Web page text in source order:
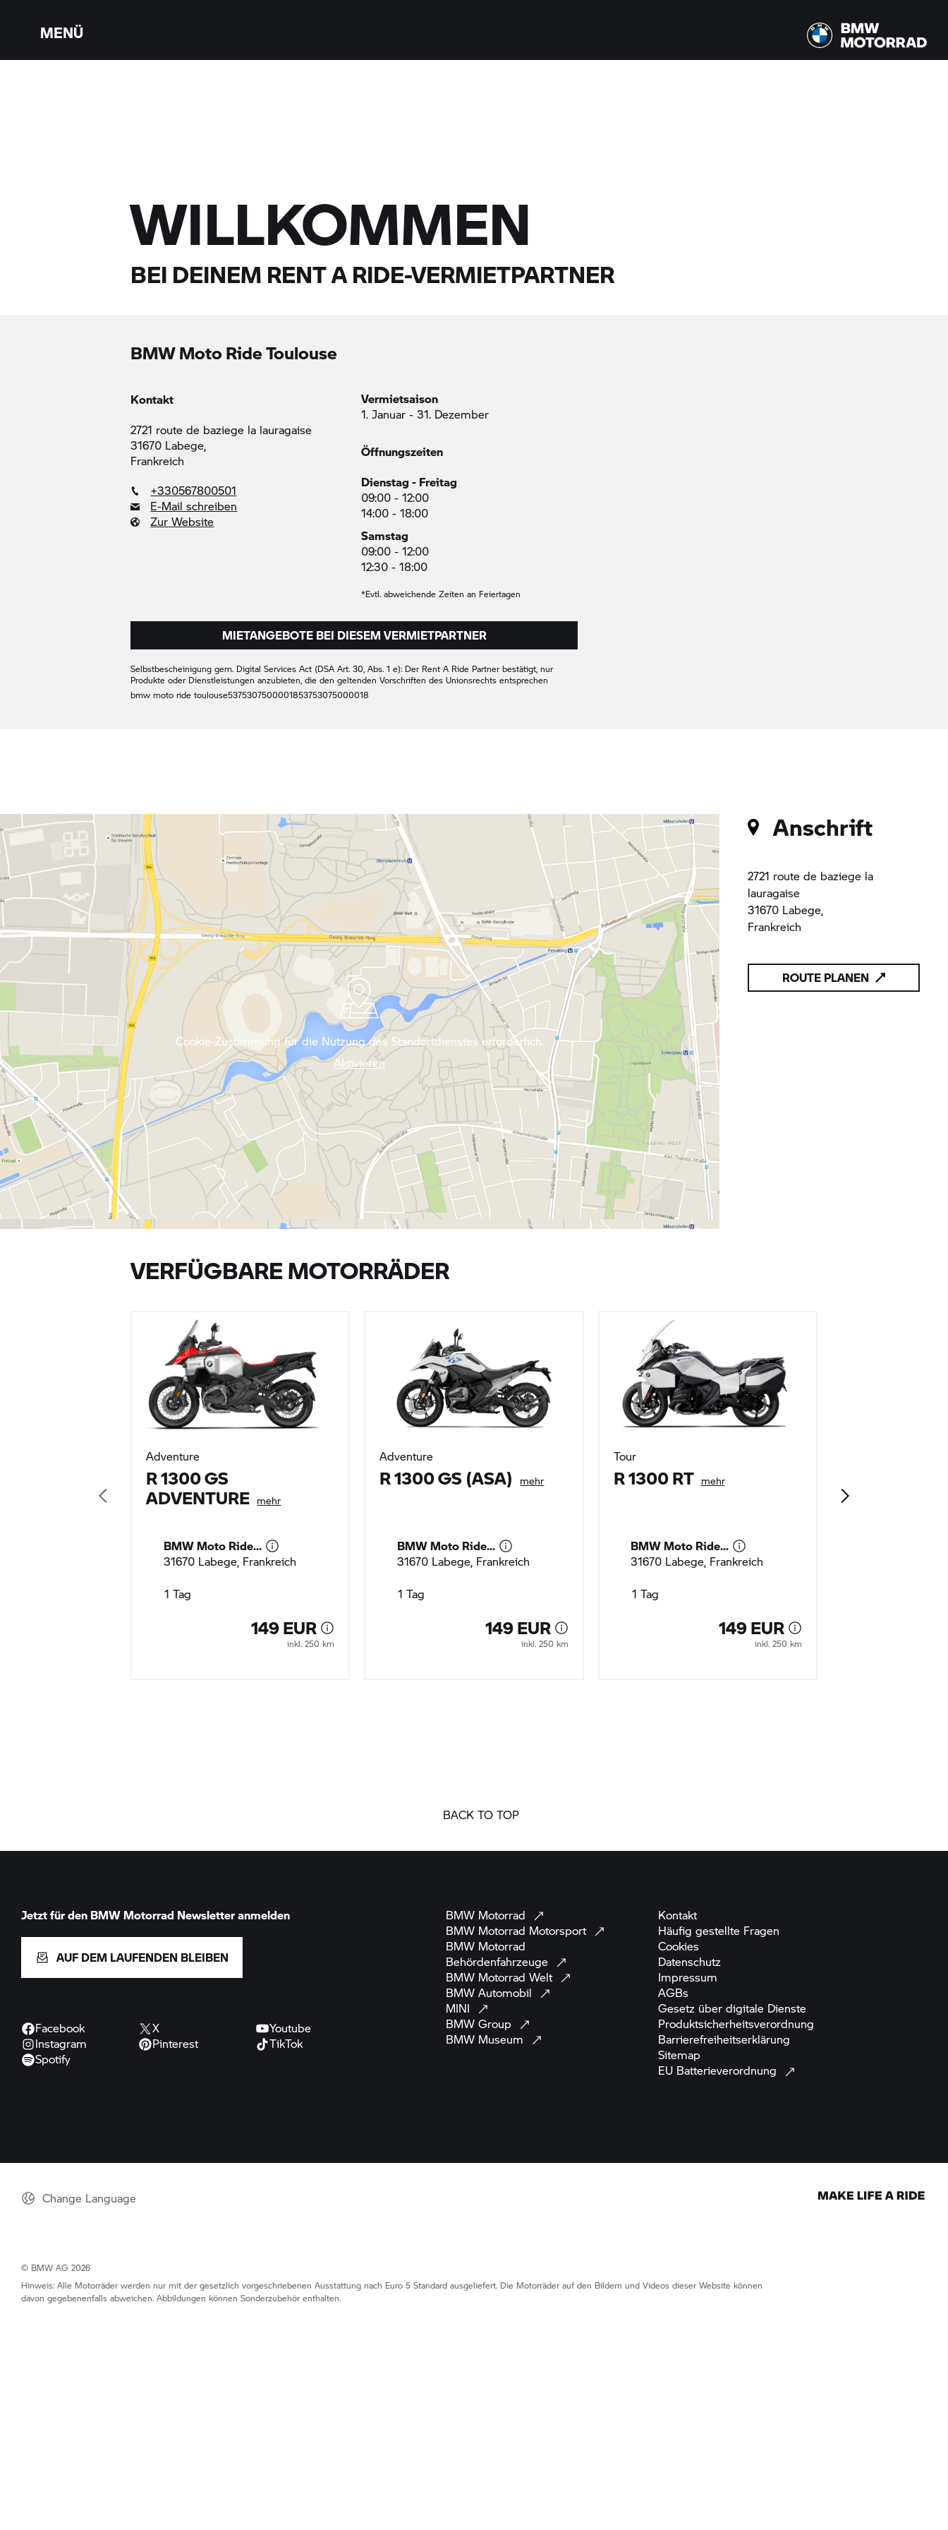
MENÜ
WILLKOMMEN
BEI DEINEM RENT A RIDE-VERMIETPARTNER
BMW Moto Ride Toulouse
Kontakt
2721 route de baziege la lauragaise
31670 Labege,
Frankreich
+330567800501
E-Mail schreiben
Zur Website
Vermietsaison
1. Januar - 31. Dezember
Öffnungszeiten
Dienstag - Freitag
09:00 - 12:00
14:00 - 18:00
Samstag
09:00 - 12:00
12:30 - 18:00
*Evtl. abweichende Zeiten an Feiertagen
MIETANGEBOTE BEI DIESEM VERMIETPARTNER
Selbstbescheinigung gem. Digital Services Act (DSA Art. 30, Abs. 1 e): Der Rent A Ride Partner bestätigt, nur
Produkte oder Dienstleistungen anzubieten, die den geltenden Vorschriften des Unionsrechts entsprechen
bmw moto ride toulouse5375307500001853753075000018
Anschrift
2721 route de baziege la
lauragaise
31670 Labege,
Frankreich
ROUTE PLANEN
Cookie-Zustimmung für die Nutzung des Standortdienstes erforderlich.
Aktivieren
VERFÜGBARE MOTORRÄDER
Adventure
R 1300 GS
ADVENTURE mehr
BMW Moto Ride...
31670 Labege, Frankreich
1 Tag
149 EUR
inkl. 250 km
Adventure
R 1300 GS (ASA) mehr
BMW Moto Ride...
31670 Labege, Frankreich
1 Tag
149 EUR
inkl. 250 km
Tour
R 1300 RT mehr
BMW Moto Ride...
31670 Labege, Frankreich
1 Tag
149 EUR
inkl. 250 km
BACK TO TOP
Jetzt für den BMW Motorrad Newsletter anmelden
AUF DEM LAUFENDEN BLEIBEN
Facebook X
Youtube
Instagram
Pinterest
TikTok
Spotify
BMW Motorrad
BMW Motorrad Motorsport
BMW Motorrad
Behördenfahrzeuge
BMW Motorrad Welt
BMW Automobil
MINI
BMW Group
BMW Museum
Kontakt
Häufig gestellte Fragen
Cookies
Datenschutz
Impressum
AGBs
Gesetz über digitale Dienste
Produktsicherheitsverordnung
Barrierefreiheitserklärung
Sitemap
EU Batterieverordnung
Change Language
© BMW AG 2026
Hinweis: Alle Motorräder werden nur mit der gesetzlich vorgeschriebenen Ausstattung nach Euro 5 Standard ausgeliefert. Die Motorräder auf den Bildern und Videos dieser Website können
davon gegebenenfalls abweichen. Abbildungen können Sonderzubehör enthalten.